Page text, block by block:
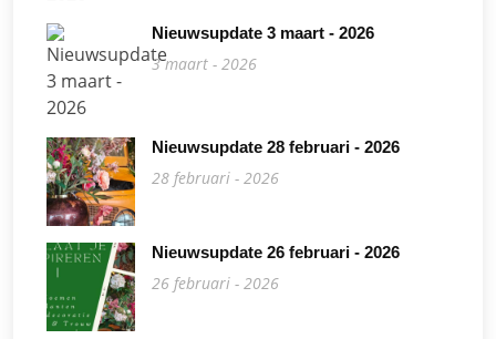
Nieuwsupdate 3 maart - 2026
3 maart - 2026
Nieuwsupdate 28 februari - 2026
28 februari - 2026
Nieuwsupdate 26 februari - 2026
26 februari - 2026